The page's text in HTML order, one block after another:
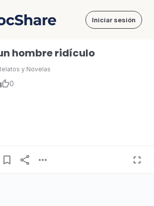
DocShare Iniciar sesión
hombre ridículo
y Novelas
0